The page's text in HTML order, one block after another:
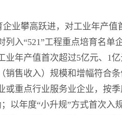
业攀高跃进，对工业年产值
入“521”工程重点培育名单
年产值首次超过5亿元、1
销售收入）规模和增幅符合
或重点行业服务业企业，按
以年度“小升规”方式首次入